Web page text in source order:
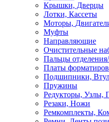
Крышки, Дверцы
Лотки, Кассеты
Моторы,
Муфты
Направляющие
Очистительные
Пальцы
Платы
Подшипники,
Пружины
Редукторы, Узлы,
Резаки, Ножи
Ремкомплекты,